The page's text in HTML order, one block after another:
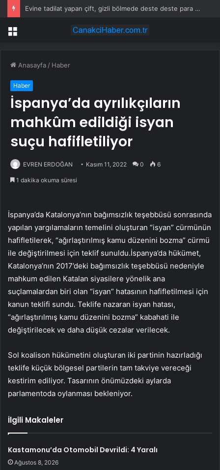
Evine tadilat yapan çift, gizli bölmede deste deste para buldu
Menü
Anasayfa / Haber
Haber
İspanya’da ayrılıkçıların
mahkûm edildiği isyan
suçu hafifletiliyor
EVREN ERDOĞAN Kasım 11, 2022 0 6
1 dakika okuma süresi
İspanya’da Katalonya’nın bağımsızlık teşebbüsü sonrasında
yapılan yargılamaların temelini oluşturan “isyan” cürmünün
hafifletilerek, “ağırlaştırılmış kamu düzenini bozma” cürmü
ile değiştirilmesi için teklif sunuldu.İspanya’da hükümet,
Katalonya’nın 2017’deki bağımsızlık teşebbüsü nedeniyle
mahkum edilen Katalan siyasilere yönelik ana
suçlamalardan biri olan “isyan” hatasının hafifletilmesi için
kanun teklifi sundu. Teklife nazaran isyan hatası,
“ağırlaştırılmış kamu düzenini bozma” kabahati ile
değiştirilecek ve daha düşük cezalar verilecek.
Sol koalison hükümetini oluşturan iki partinin hazırladığı
teklife küçük bölgesel partilerin tam takviye vereceği
kestirim ediliyor. Tasarının önümüzdeki aylarda
parlamentoda oylanması bekleniyor.
İlgili Makaleler
Kastamonu’da Otomobil Devrildi: 4 Yaralı
Ağustos 8, 2026